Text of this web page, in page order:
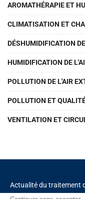
AROMATHÉRAPIE ET
CLIMATISATION ET
DÉSHUMIDIFICATION
HUMIDIFICATION DE
POLLUTION DE L'AIR
POLLUTION ET
VENTILATION ET
Actualité du traitement
pollution,